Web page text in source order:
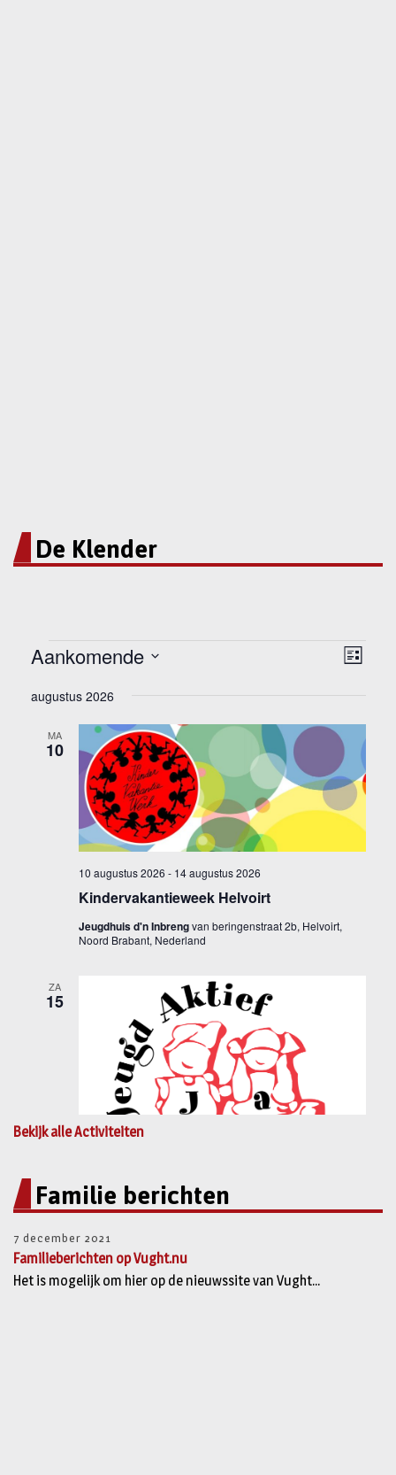
De Klender
Bekijk alle Activiteiten
Familie berichten
7 december 2021
Familieberichten op Vught.nu
Het is mogelijk om hier op de nieuwssite van Vught...